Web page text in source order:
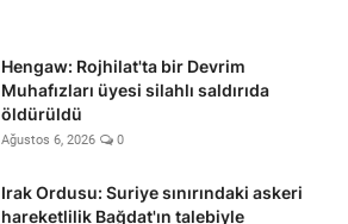
Hengaw: Rojhilat'ta bir Devrim
Muhafızları üyesi silahlı saldırıda
öldürüldü
Ağustos 6, 2026 0
Irak Ordusu: Suriye sınırındaki askeri
hareketlilik Bağdat'ın talebiyle